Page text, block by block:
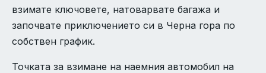
взимате ключовете, натоварвате багажа и
започвате приключението си в Черна гора по
собствен график.
Точката за взимане на наемния автомобил на